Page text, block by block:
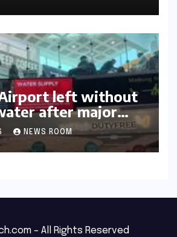
left without
after major
NEWS ROOM
– All Rights Reserved